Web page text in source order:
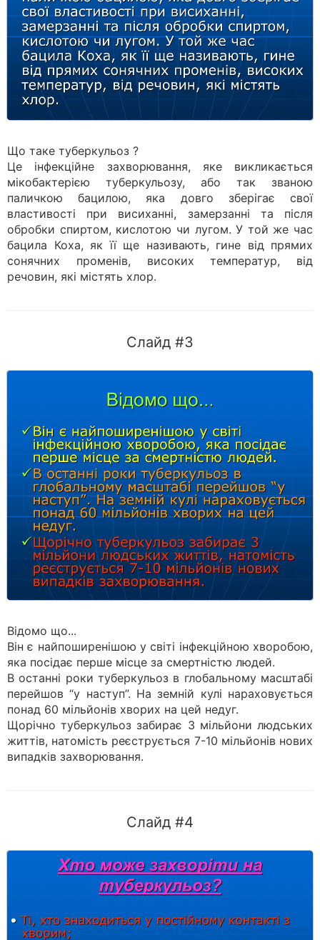
Що таке туберкульоз ?
Це інфекційне захворювання, яке викликається
мікобактерією туберкульозу, або так званою
паличкою бацилою, яка довго зберігає свої
властивості при висиханні, замерзанні та після
обробки спиртом, кислотою чи лугом. У той же час
бацила Коха, як її ще називають, гине від прямих
сонячних променів, високих температур, від
речовин, які містять хлор.
Слайд #3
Відомо що...
Він є найпоширенішою у світі інфекційною хворобою,
яка посідає перше місце за смертністю людей.
В останні роки туберкульоз в глобальному масштабі
перейшов “у наступ”. На земній кулі нараховується
понад 60 мільйонів хворих на цей недуг.
Щорічно туберкульоз забирає 3 мільйони людських
життів, натомість реєструється 7-10 мільйонів нових
випадків захворювання.
Слайд #4